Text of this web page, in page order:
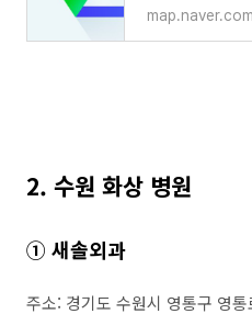
map.naver.com
2. 수원 화상 병원
① 새솔외과
주소: 경기도 수원시 영통구 영